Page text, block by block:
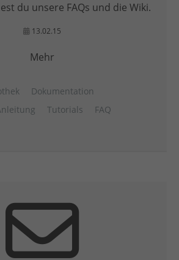
du unsere FAQs und die Wiki.
13.02.15
Mehr
Dokumentation
Tutorials
FAQ